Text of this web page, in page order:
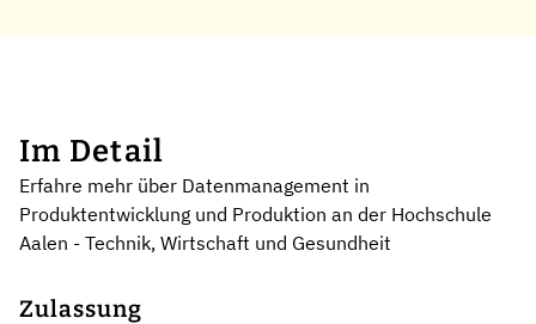
Im Detail
Erfahre mehr über Datenmanagement in
Produktentwicklung und Produktion an der Hochschule
Aalen - Technik, Wirtschaft und Gesundheit
Zulassung